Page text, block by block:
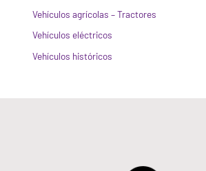
Vehículos agrícolas – Tractores
Vehículos eléctricos
Vehículos históricos